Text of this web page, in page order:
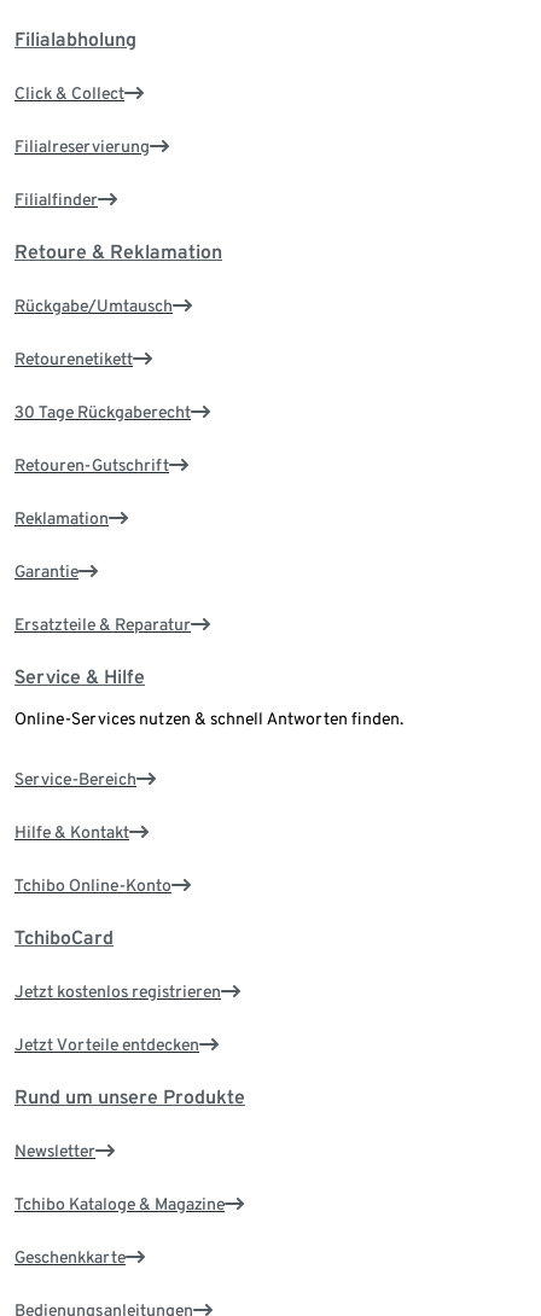
Filialabholung
Click & Collect
Filialreservierung
Filialfinder
Retoure & Reklamation
Rückgabe/Umtausch
Retourenetikett
30 Tage Rückgaberecht
Retouren-Gutschrift
Reklamation
Garantie
Ersatzteile & Reparatur
Service & Hilfe
Online-Services nutzen & schnell Antworten finden.
Service-Bereich
Hilfe & Kontakt
Tchibo Online-Konto
TchiboCard
Jetzt kostenlos registrieren
Jetzt Vorteile entdecken
Rund um unsere Produkte
Newsletter
Tchibo Kataloge & Magazine
Geschenkkarte
Bedienungsanleitungen